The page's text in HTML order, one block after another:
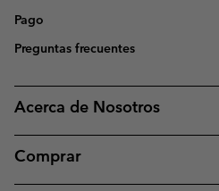
Pago
Preguntas frecuentes
Acerca de Nosotros
Comprar